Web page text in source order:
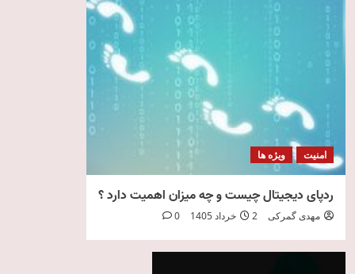
امنیت ویژه ها
ردپای دیجیتال چیست و چه میزان اهمیت دارد ؟
مهدی گمرکی 2 خرداد 1405 0